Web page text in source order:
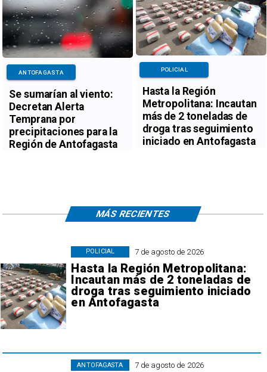
Se sumarían al viento:
Decretan Alerta
Temprana por
precipitaciones para la
Región de Antofagasta
ANTOFAGASTA
Hasta la Región
Metropolitana: Incautan
más de 2 toneladas de
droga tras seguimiento
iniciado en Antofagasta
POLICIAL
7 de agosto de 2026
Hasta la Región Metropolitana:
Incautan más de 2 toneladas de
droga tras seguimiento iniciado
en Antofagasta
POLICIAL
7 de agosto de 2026
ANTOFAGASTA
MÁS RECIENTES